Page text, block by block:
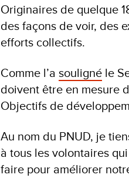
Originaires de quelque
des façons de voir, des
efforts collectifs.
Comme l’a souligné le
doivent être en mesure
Objectifs de
Au nom du PNUD, je
à tous les volontaires
faire pour améliorer